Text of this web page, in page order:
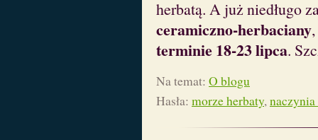
herbatą. A już niedługo
ceramiczno-herbaciany
terminie 18-23 lipca.
Na temat: O blogu
Hasła: morze herbaty,